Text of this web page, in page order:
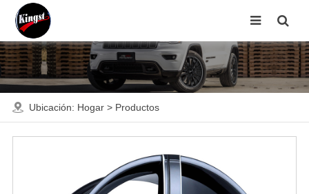
Ubicación: Hogar> Productos